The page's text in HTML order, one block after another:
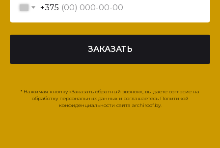
+375
ЗАКАЗАТЬ
* Нажимая кнопку «Заказать обратный звонок», вы даете согласие на
обработку персональных данных и соглашаетесь Политикой
конфиденциальности сайта archiroof.by.